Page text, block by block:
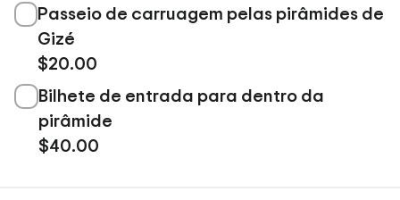
Passeio de carruagem pelas pirâmides de
Gizé
$20.00
Bilhete de entrada para dentro da
pirâmide
$40.00